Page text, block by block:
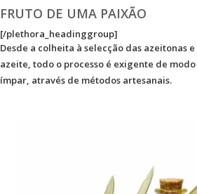
FRUTO DE UMA PAIXÃO
[/plethora_headinggroup]
Desde a colheita à selecção das azeitonas
azeite, todo o processo é exigente de
ímpar, através de métodos artesanais.